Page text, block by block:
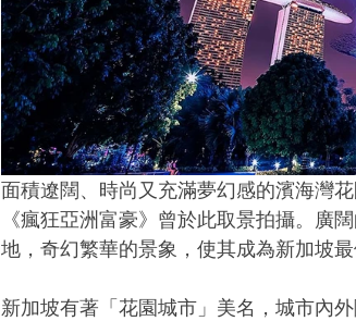
面積遼闊、時尚又充滿夢幻感的濱海灣
《瘋狂亞洲富豪》曾於此取景拍攝。廣
地，奇幻繁華的景象，使其成為新加坡最
新加坡有著「花園城市」美名，城市內